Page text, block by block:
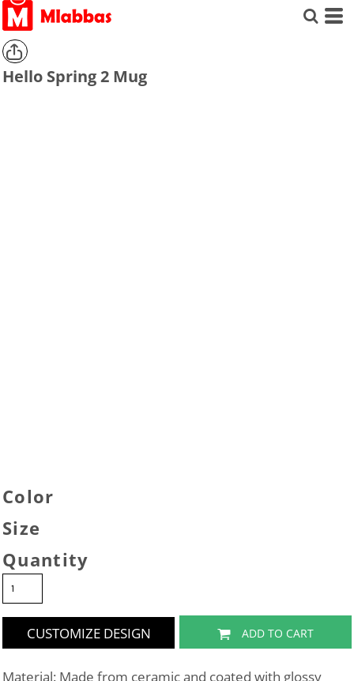
Hello Spring 2 Mug
Color
Size
Quantity
CUSTOMIZE DESIGN ADD TO CART
Material: Made from ceramic and coated with glossy